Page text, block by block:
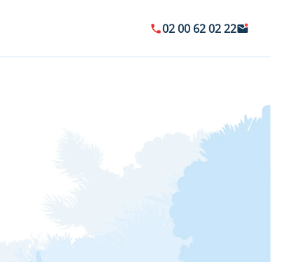
02 00 62 02 22